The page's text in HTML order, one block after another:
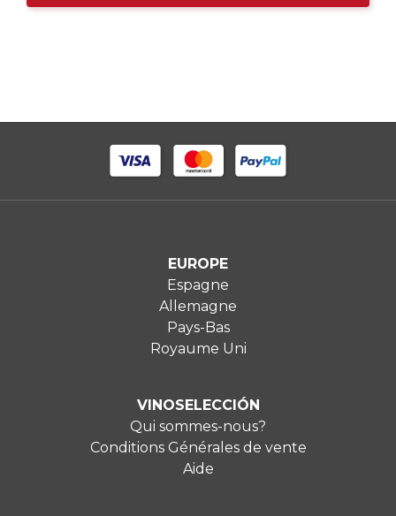
EUROPE
Espagne
Allemagne
Pays-Bas
Royaume Uni
VINOSELECCIÓN
Qui sommes-nous?
Conditions Générales de vente
Aide